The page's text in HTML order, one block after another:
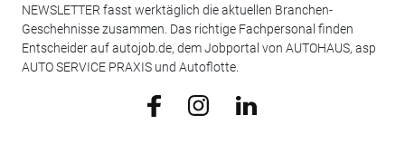
NEWSLETTER fasst werktäglich die aktuellen Branchen-
Geschehnisse zusammen. Das richtige Fachpersonal finden
Entscheider auf autojob.de, dem Jobportal von AUTOHAUS, asp
AUTO SERVICE PRAXIS und Autoflotte.